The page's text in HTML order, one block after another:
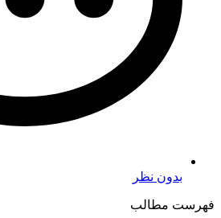
بدون نظر
فهرست مطالب